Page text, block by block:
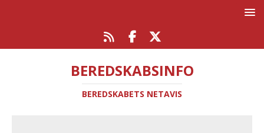
BEREDSKABSINFO
BEREDSKABETS NETAVIS